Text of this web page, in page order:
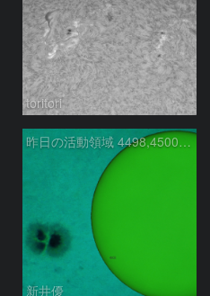
toritori
昨日の活動領域 4498,4500：2026/08/05
新井優